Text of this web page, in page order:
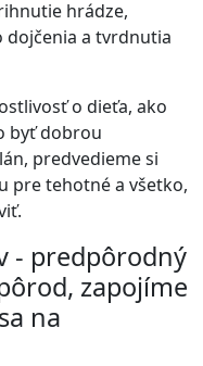
hrádze,
dojčenia a tvrdnutia
o dieťa, ako
byť dobrou
predvedieme si
pre tehotné a všetko,
- predpôrodný
zapojíme
na